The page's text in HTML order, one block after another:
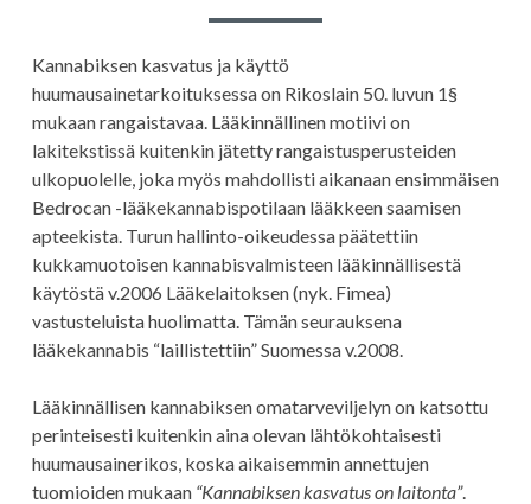
Kannabiksen kasvatus ja käyttö
huumausainetarkoituksessa on Rikoslain 50. luvun 1§
mukaan rangaistavaa. Lääkinnällinen motiivi on
lakitekstissä kuitenkin jätetty rangaistusperusteiden
ulkopuolelle, joka myös mahdollisti aikanaan ensimmäisen
Bedrocan -lääkekannabispotilaan lääkkeen saamisen
apteekista. Turun hallinto-oikeudessa päätettiin
kukkamuotoisen kannabisvalmisteen lääkinnällisestä
käytöstä v.2006 Lääkelaitoksen (nyk. Fimea)
vastusteluista huolimatta. Tämän seurauksena
lääkekannabis “laillistettiin” Suomessa v.2008.
Lääkinnällisen kannabiksen omatarveviljelyn on katsottu
perinteisesti kuitenkin aina olevan lähtökohtaisesti
huumausainerikos, koska aikaisemmin annettujen
tuomioiden mukaan “Kannabiksen kasvatus on laitonta”.